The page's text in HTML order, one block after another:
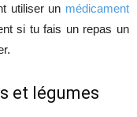
utiliser un médicament
si tu fais un repas un
et légumes